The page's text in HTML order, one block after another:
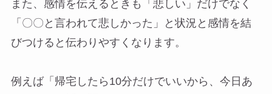
また、感情を伝えるときも「悲しい」だけでなく
「〇〇と言われて悲しかった」と状況と感情を結
びつけると伝わりやすくなります。
例えば「帰宅したら10分だけでいいから、今日あ